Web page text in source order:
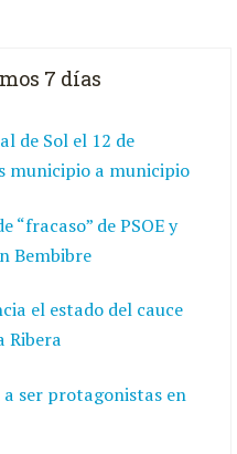
7 días
de Sol el 12 de
municipio a municipio
“fracaso” de PSOE y
Bembibre
el estado del cauce
Ribera
a ser protagonistas en